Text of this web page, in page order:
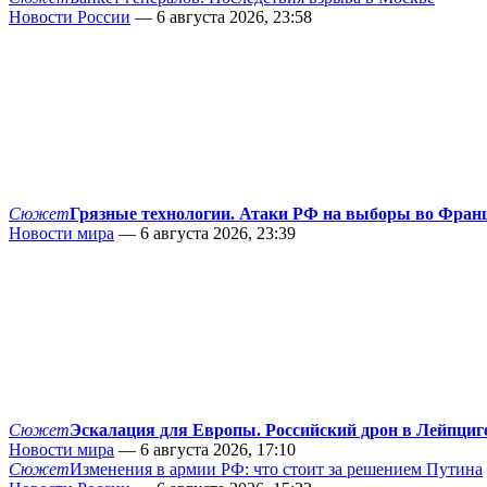
Новости России — 6 августа 2026, 23:58
СюжетГрязные технологии. Атаки РФ на выборы во
Новости мира — 6 августа 2026, 23:39
СюжетЭскалация для Европы. Российский дрон в
Новости мира — 6 августа 2026, 17:10
СюжетИзменения в армии РФ: что стоит за решением Путина